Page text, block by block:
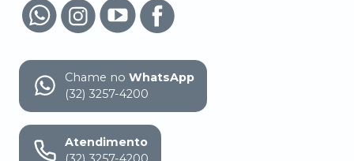
Chame no WhatsApp
(32) 3257-4200
Atendimento